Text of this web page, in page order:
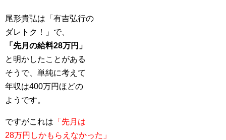
尾形貴弘は「有吉弘行の
ダレトク！」で、
「先月の給料28万円」
と明かしたことがある
そうで、単純に考えて
年収は400万円ほどの
ようです。
ですがこれは 「先月は
28万円しかもらえなかった」